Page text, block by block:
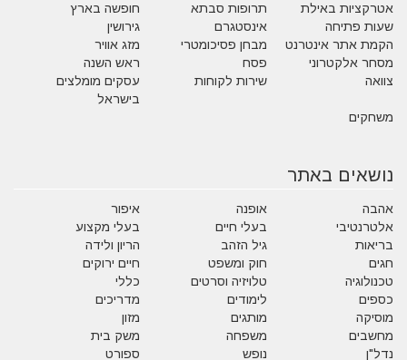
אטרקציות באילת תרופות סבתא
חופשה בארץ
שעות פתיחה
אינסטגרם
גירושין
הקמת אתר אינטרנט
מבחן פסיכומטרי
מזג אוויר
מסחר אלקטרוני
פסח
ראש השנה
צוואה
שירות לקוחות
עסקים מומלצים
בישראל
משחקים
נושאים באתר
אהבה אופנה
איפור
אלטרנטיבי
בעלי חיים
בעלי מקצוע
בריאות
גיל הזהב
הריון ולידה
חגים
חוק ומשפט
חיים ירוקים
טכנולוגיה
טלויזיה וסרטים
כללי
כספים
לימודים
מדריכים
מוסיקה
מותגים
מזון
מחשבים
משפחה
משק בית
נדל"ן
נופש ספורט